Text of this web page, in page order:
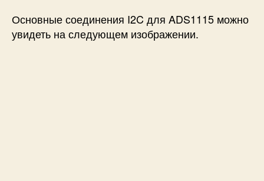
Основные соединения I2C для ADS1115 можно
увидеть на следующем изображении.